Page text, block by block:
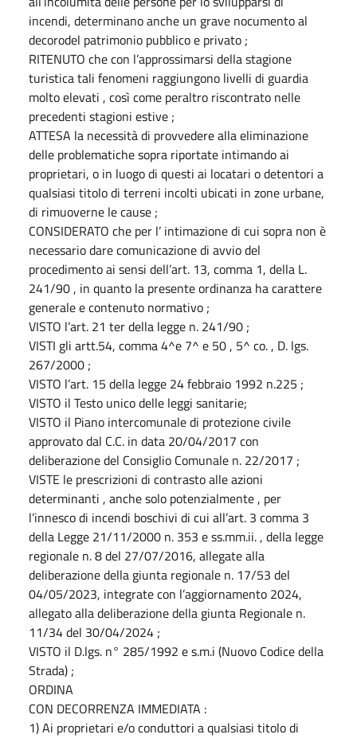
incendi, determinano anche un grave nocumento al
decorodel patrimonio pubblico e privato ;
RITENUTO che con l’approssimarsi della stagione
turistica tali fenomeni raggiungono livelli di guardia
molto elevati , così come peraltro riscontrato nelle
precedenti stagioni estive ;
ATTESA la necessità di provvedere alla eliminazione
delle problematiche sopra riportate intimando ai
proprietari, o in luogo di questi ai locatari o detentori a
qualsiasi titolo di terreni incolti ubicati in zone urbane,
di rimuoverne le cause ;
CONSIDERATO che per l’ intimazione di cui sopra non è
necessario dare comunicazione di avvio del
procedimento ai sensi dell’art. 13, comma 1, della L.
241/90 , in quanto la presente ordinanza ha carattere
generale e contenuto normativo ;
VISTO l’art. 21 ter della legge n. 241/90 ;
VISTI gli artt.54, comma 4^e 7^ e 50 , 5^ co. , D. lgs.
267/2000 ;
VISTO l’art. 15 della legge 24 febbraio 1992 n.225 ;
VISTO il Testo unico delle leggi sanitarie;
VISTO il Piano intercomunale di protezione civile
approvato dal C.C. in data 20/04/2017 con
deliberazione del Consiglio Comunale n. 22/2017 ;
VISTE le prescrizioni di contrasto alle azioni
determinanti , anche solo potenzialmente , per
l’innesco di incendi boschivi di cui all’art. 3 comma 3
della Legge 21/11/2000 n. 353 e ss.mm.ii. , della legge
regionale n. 8 del 27/07/2016, allegate alla
deliberazione della giunta regionale n. 17/53 del
04/05/2023, integrate con l’aggiornamento 2024,
allegato alla deliberazione della giunta Regionale n.
11/34 del 30/04/2024 ;
VISTO il D.lgs. n° 285/1992 e s.m.i (Nuovo Codice della
Strada) ;
ORDINA
CON DECORRENZA IMMEDIATA :
1) Ai proprietari e/o conduttori a qualsiasi titolo di